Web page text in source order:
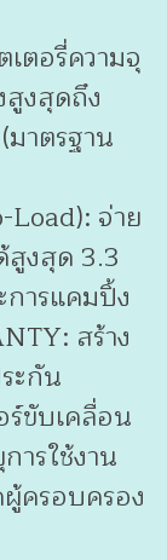
ตอรี่ความจุ
สูงสุดถึง
มาตรฐาน
จ่าย
งสุด 3.3
ารแคมปิ้ง
สร้าง
ะกัน
ร์ขับเคลื่อน
ารใช้งาน
ครอบครอง